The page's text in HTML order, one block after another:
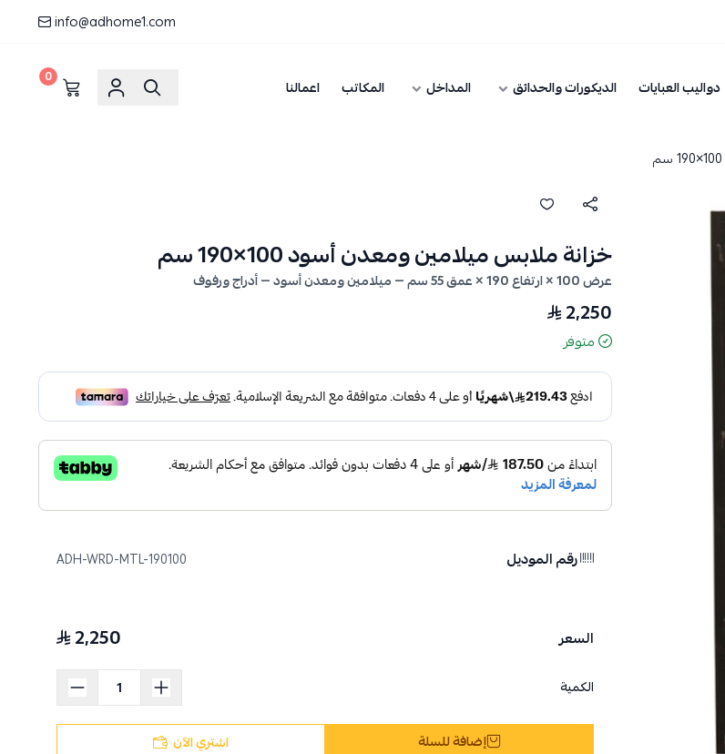
info@adhome1.com
دواليب العبايات الديكورات والحدائق المداخل المكاتب اعمالنا 0
خزانة ملابس ميلامين ومعدن أسود 100×190 سم
عرض 100 × ارتفاع 190 × عمق 55 سم — ميلامين ومعدن أسود — أدراج ورفوف
2,250
متوفر
رقم الموديل ADH-WRD-MTL-190100
السعر 2,250
الكمية
إضافة للسلة اشتري الآن